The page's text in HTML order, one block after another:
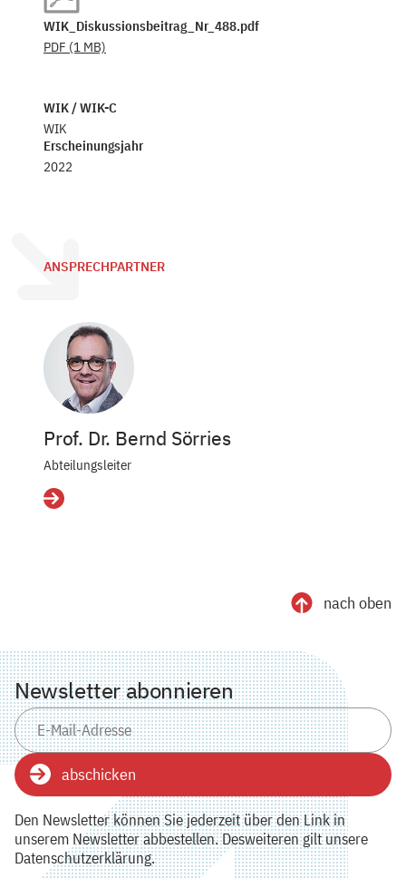
WIK_Diskussionsbeitrag_Nr_488.pdf
PDF (1 MB)
WIK / WIK-C
WIK
Erscheinungsjahr
2022
ANSPRECHPARTNER
Prof. Dr. Bernd Sörries
Abteilungsleiter
Details
nach oben
Newsletter abonnieren
abschicken
Den Newsletter können Sie jederzeit über den Link in
unserem Newsletter abbestellen. Desweiteren gilt unsere
Datenschutzerklärung.